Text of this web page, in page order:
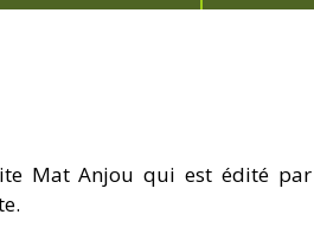
Mat Anjou qui est édité par